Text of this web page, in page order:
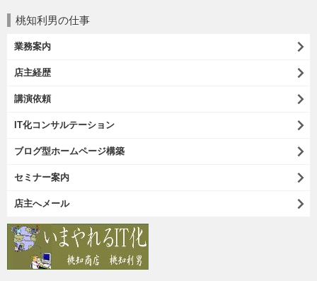
桃知利男の仕事
業務案内
店主経歴
講演依頼
IT化コンサルテーション
ブログ型ホームページ構築
セミナー案内
店主へメール